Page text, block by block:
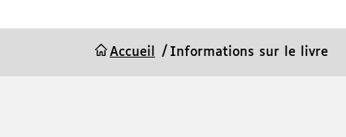
Accueil Informations sur le livre